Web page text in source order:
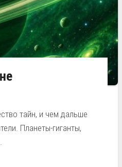
тайн, и чем дальше
Планеты-гиганты,